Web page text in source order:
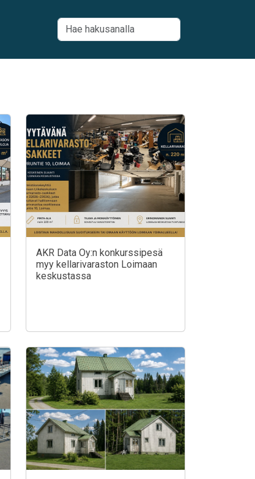
AKR Data Oy:n konkurssipesä
myy kellarivaraston Loimaan
keskustassa